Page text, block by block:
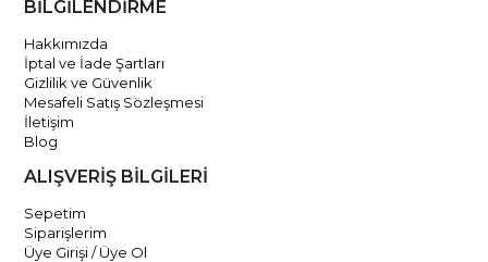
BİLGİLENDİRME
Hakkımızda
İptal ve İade Şartları
Gizlilik ve Güvenlik
Mesafeli Satış Sözleşmesi
İletişim
Blog
ALIŞVERİŞ BİLGİLERİ
Sepetim
Siparişlerim
Üye Girişi / Üye Ol